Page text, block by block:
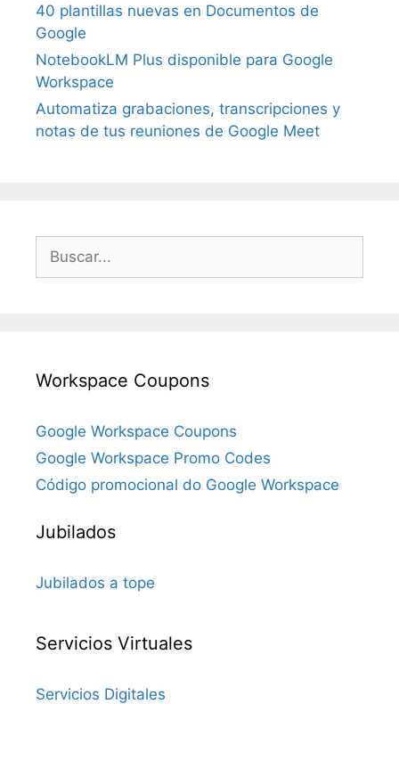
40 plantillas nuevas en Documentos de
Google
NotebookLM Plus disponible para Google
Workspace
Automatiza grabaciones, transcripciones y
notas de tus reuniones de Google Meet
Workspace Coupons
Google Workspace Coupons
Google Workspace Promo Codes
Código promocional do Google Workspace
Jubilados
Jubilados a tope
Servicios Virtuales
Servicios Digitales